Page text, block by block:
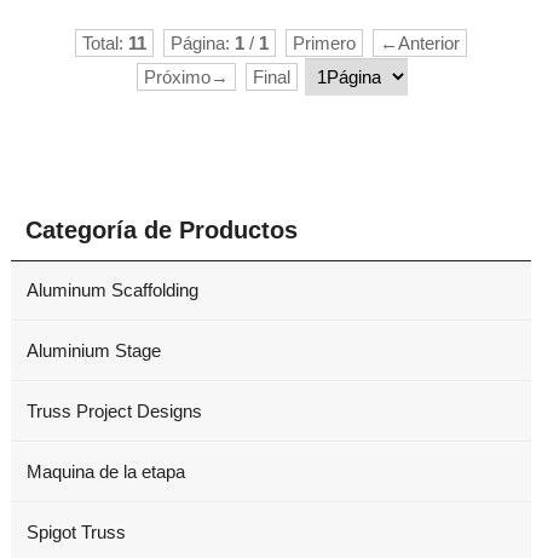
Total: 11 Página: 1 / 1 Primero
←Anterior
Próximo→
Final
Categoría de Productos
Aluminum Scaffolding
Aluminium Stage
Truss Project Designs
Maquina de la etapa
Spigot Truss